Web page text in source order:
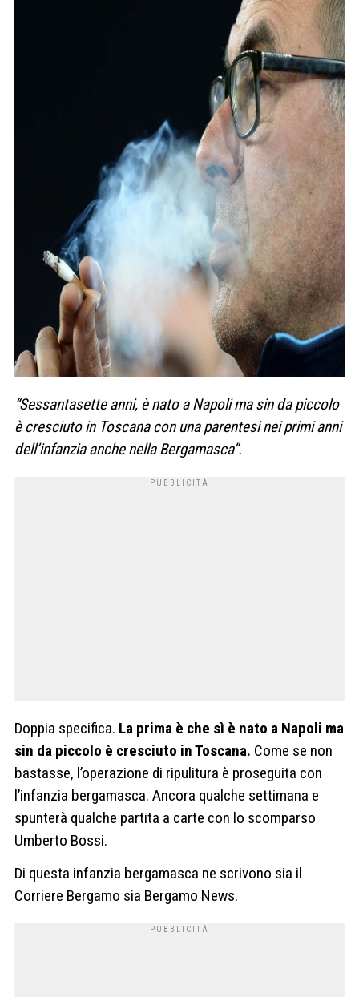
“Sessantasette anni, è nato a Napoli ma sin da piccolo
è cresciuto in Toscana con una parentesi nei primi anni
dell’infanzia anche nella Bergamasca”.
Doppia specifica. La prima è che sì è nato a Napoli ma
sin da piccolo è cresciuto in Toscana. Come se non
bastasse, l’operazione di ripulitura è proseguita con
l’infanzia bergamasca. Ancora qualche settimana e
spunterà qualche partita a carte con lo scomparso
Umberto Bossi.
Di questa infanzia bergamasca ne scrivono sia il
Corriere Bergamo sia Bergamo News.